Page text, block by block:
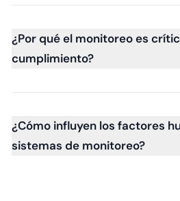
¿Por qué el monitoreo es
cumplimiento?
¿Cómo influyen los factores
sistemas de monitoreo?